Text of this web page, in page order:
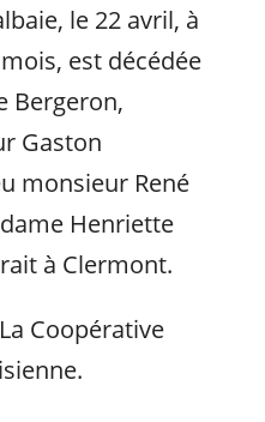
le 22 avril, à
est décédée
Bergeron,
Gaston
monsieur René
Henriette
à Clermont.
Coopérative